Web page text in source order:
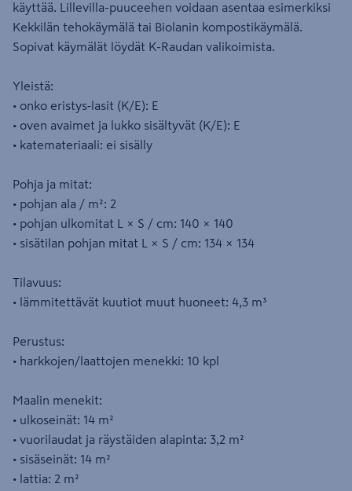
käyttää. Lillevilla-puuceehen voidaan asentaa esimerkiksi
Kekkilän tehokäymälä tai Biolanin kompostikäymälä.
Sopivat käymälät löydät K-Raudan valikoimista.
Yleistä:
• onko eristys‑lasit (K/E): E
• oven avaimet ja lukko sisältyvät (K/E): E
• katemateriaali: ei sisälly
Pohja ja mitat:
• pohjan ala / m²: 2
• pohjan ulkomitat L × S / cm: 140 × 140
• sisätilan pohjan mitat L × S / cm: 134 × 134
Tilavuus:
• lämmitettävät kuutiot muut huoneet: 4,3 m³
Perustus:
• harkkojen/laattojen menekki: 10 kpl
Maalin menekit:
• ulkoseinät: 14 m²
• vuorilaudat ja räystäiden alapinta: 3,2 m²
• sisäseinät: 14 m²
• lattia: 2 m²